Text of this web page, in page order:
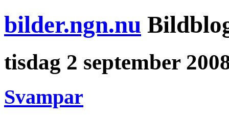
bilder.ngn.nu
tisdag 2 september
Svampar